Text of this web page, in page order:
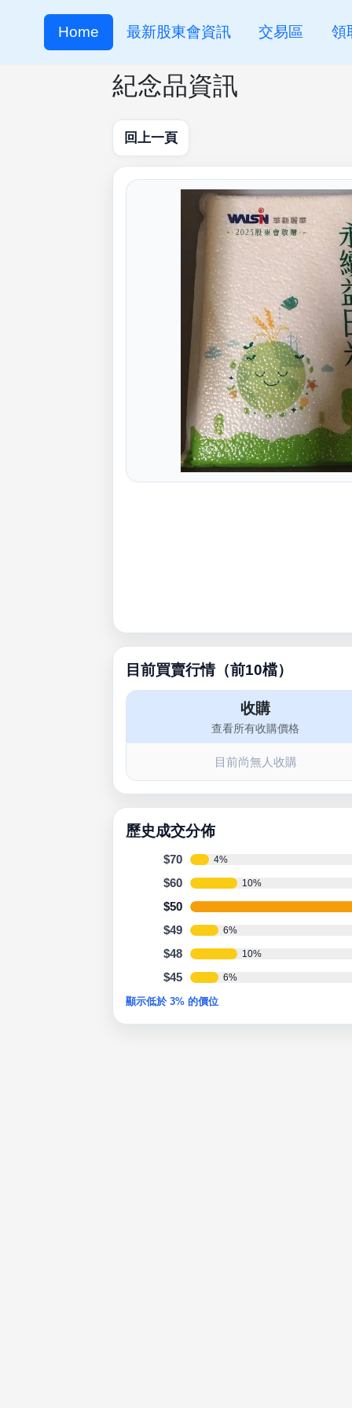
Home 最新股東會資訊 交易區 領
紀念品資訊
回上一頁
目前買賣行情（前10檔）
收購
查看所有收購價格
目前尚無人收購
歷史成交分佈
$70 4%
$60 10%
$50
$49
6%
$48 10%
$45 6%
顯示低於 3% 的價位